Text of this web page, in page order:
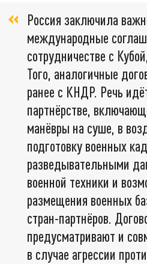
Россия заключила
международные
сотрудничестве с
Того, аналогичные
ранее с КНДР. Речь
партнёрстве,
манёвры на суше, в
подготовку военных
разведывательными
военной техники и
размещения военных
стран-партнёров.
предусматривают и
в случае агрессии